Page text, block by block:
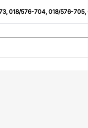
,018/576-704,018/576-705,